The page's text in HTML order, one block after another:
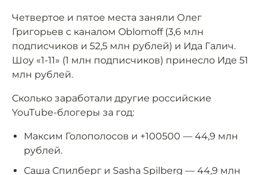
Четвертое и пятое места заняли Олег
Григорьев с каналом Oblomoff (3,6 млн
подписчиков и 52,5 млн рублей) и Ида Галич.
Шоу «1-11» (1 млн подписчиков) принесло Иде 51
млн рублей.
Сколько заработали другие российские
YouTube-блогеры за год:
Максим Голополосов и +100500 — 44,9 млн
рублей.
Саша Спилберг и Sasha Spilberg — 44,9 млн